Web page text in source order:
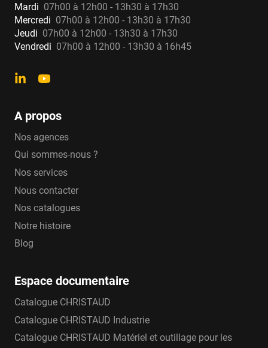
Mardi 07h00 à 12h00 - 13h30 à 17h30
Mercredi 07h00 à 12h00 - 13h30 à 17h30
Jeudi 07h00 à 12h00 - 13h30 à 17h30
Vendredi 07h00 à 12h00 - 13h30 à 16h45
A propos
Nos agences
Qui sommes-nous ?
Nos services
Nous contacter
Nos catalogues
Notre histoire
Blog
Espace documentaire
Catalogue CHRISTAUD
Catalogue CHRISTAUD Industrie
Catalogue CHRISTAUD Matériel et outillage pour les